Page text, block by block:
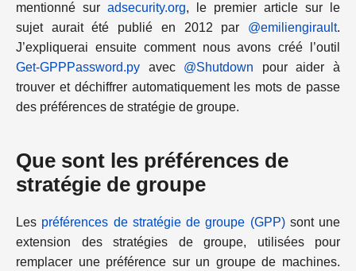
mentionné sur adsecurity.org, le premier article sur le
sujet aurait été publié en 2012 par @emiliengirault.
J’expliquerai ensuite comment nous avons créé l’outil
Get-GPPPassword.py avec @Shutdown pour aider à
trouver et déchiffrer automatiquement les mots de passe
des préférences de stratégie de groupe.
Que sont les préférences de
stratégie de groupe
Les préférences de stratégie de groupe (GPP)sont une
extension des stratégies de groupe, utilisées pour
remplacer une préférence sur un groupe de machines.